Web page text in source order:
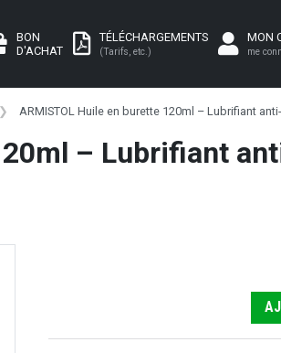
BON
D'ACHAT
TÉLÉCHARGEMENTS
(Tarifs, etc.)
MON
me
ARMISTOL Huile en burette 120ml – Lubrifiant
– Lubrifiant